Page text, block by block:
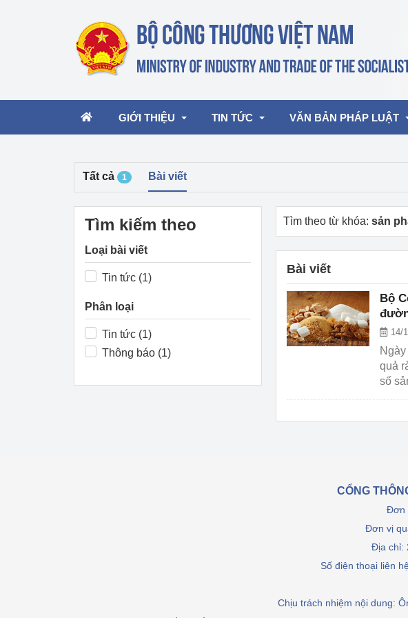
GIỚI THIỆU
Lãnh đạo Bộ
Cơ cấu tổ chức
TIN TỨC
Hoạt động của
Giải thưởng Công nghiệp, Thương
mại, Dịch vụ Việt Nam 2026
Hoạt động của Bộ trưởng
Công Thương - Công luận
Họp báo
Thông cáo báo chí
Tổ chức kiểm định
động thuộc thẩm
Bộ Công Thương
Tổ chức được cấp
động kiểm định
làm việc ở môi
hiểm khí, bụi nổ
VĂN BẢN PHÁP LUẬT
Văn bản điều hành
Tất cả 1 Bài viết
Tìm kiếm theo
Loại bài viết
Tin tức (1)
Phân loại
Tin tức (1)
Thông báo (1)
Tìm theo từ khóa: sản
Bài viết
Bộ
14/
quả
số
CỔNG
Đơn
Đơn vị
Địa chỉ:
Số điện thoại liên
Chịu trách nhiệm nội dung: